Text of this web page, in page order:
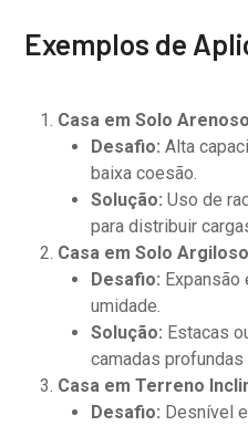
Exemplos de
Casa em Solo Arenoso
Desafio: Alta
baixa coesão.
Solução: Uso de
para distribuir
Casa em Solo Argiloso
Desafio: Expansão
umidade.
Solução: Estacas
camadas
Casa em Terreno
Desafio: Desnível